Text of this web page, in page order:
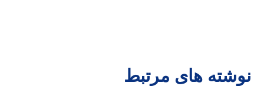
نوشته های مرتبط